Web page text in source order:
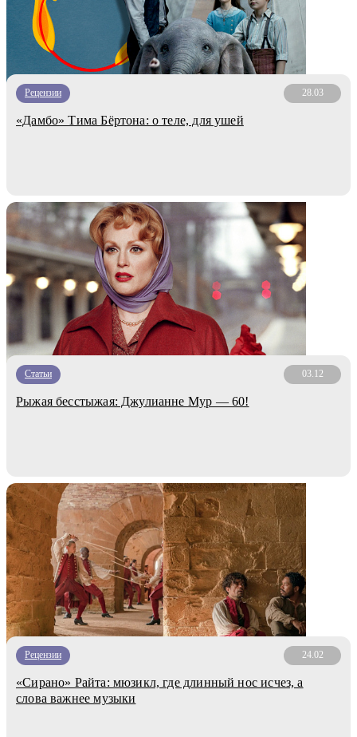
Рецензии 28.03
«Дамбо» Тима Бёртона: о теле, для ушей
Статьи 03.12
Рыжая бесстыжая: Джулианне Мур — 60!
Рецензии 24.02
«Сирано» Райта: мюзикл, где длинный нос исчез, а
слова важнее музыки